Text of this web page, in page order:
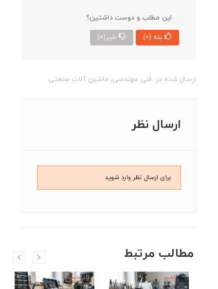
این مطلب و دوست داشتین؟
بله (0) خیر (0)
ارسال شده در: فنی مهندسی, ماشین آلات صنعتی
ارسال نظر
برای ارسال نظر وارد شوید
مطالب مرتبط